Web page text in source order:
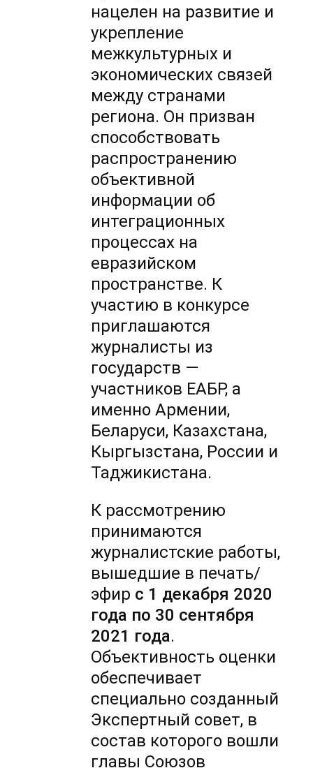
нацелен на развитие и
укрепление
межкультурных и
экономических связей
между странами
региона. Он призван
способствовать
распространению
объективной
информации об
интеграционных
процессах на
евразийском
пространстве. К
участию в конкурсе
приглашаются
журналисты из
государств —
участников ЕАБР, а
именно Армении,
Беларуси, Казахстана,
Кыргызстана, России и
Таджикистана.
К рассмотрению
принимаются
журналистские работы,
вышедшие в печать/
эфир с 1 декабря 2020
года по 30 сентября
2021 года.
Объективность оценки
обеспечивает
специально созданный
Экспертный совет, в
состав которого вошли
главы Союзов